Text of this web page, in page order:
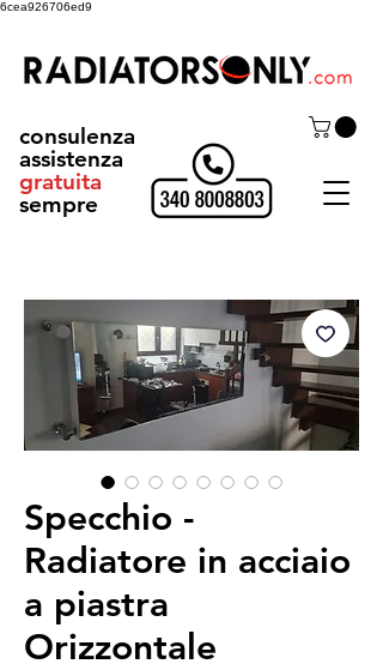
6cea926706ed9
consulenza
assistenza
gratuita
sempre
Specchio -
Radiatore in acciaio
a piastra
Orizzontale